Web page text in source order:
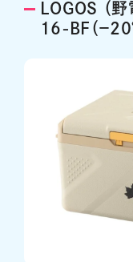
LOGOS （
16-BF（－